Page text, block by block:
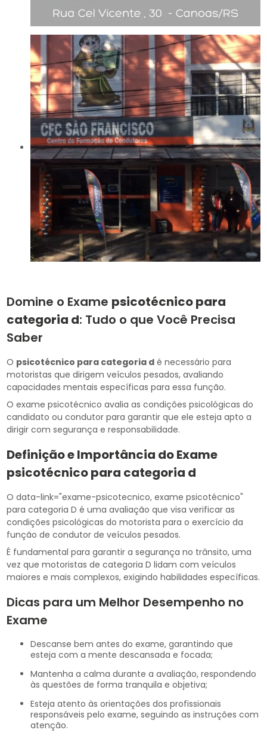
Domine o Exame psicotécnico para
categoria d: Tudo o que Você Precisa
Saber
O psicotécnico para categoria d é necessário para
motoristas que dirigem veículos pesados, avaliando
capacidades mentais específicas para essa função.
O exame psicotécnico avalia as condições psicológicas do
candidato ou condutor para garantir que ele esteja apto a
dirigir com segurança e responsabilidade.
Definição e Importância do Exame
psicotécnico para categoria d
O data-link="exame-psicotecnico, exame psicotécnico"
para categoria D é uma avaliação que visa verificar as
condições psicológicas do motorista para o exercício da
função de condutor de veículos pesados.
É fundamental para garantir a segurança no trânsito, uma
vez que motoristas de categoria D lidam com veículos
maiores e mais complexos, exigindo habilidades específicas.
Dicas para um Melhor Desempenho no
Exame
Descanse bem antes do exame, garantindo que
esteja com a mente descansada e focada;
Mantenha a calma durante a avaliação, respondendo
às questões de forma tranquila e objetiva;
Esteja atento às orientações dos profissionais
responsáveis pelo exame, seguindo as instruções com
atenção.